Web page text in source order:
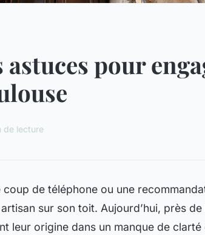
pour
de lecture
de téléphone ou une
sur son toit. Aujourd’hui, près
leur origine dans un manque de